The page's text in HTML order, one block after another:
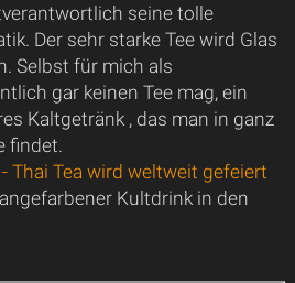
seine tolle
Der sehr starke Tee wird Glas
Selbst für mich als
gar keinen Tee mag, ein
Kaltgetränk , das man in ganz
findet.
Thai Tea wird weltweit gefeiert
Kultdrink in den